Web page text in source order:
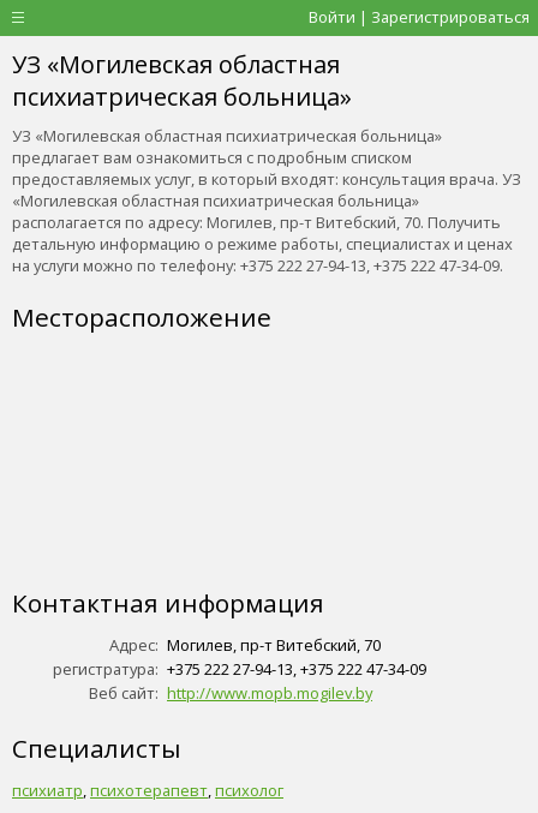
Войти | Зарегистрироваться
УЗ «Могилевская областная
психиатрическая больница»
УЗ «Могилевская областная психиатрическая больница»
предлагает вам ознакомиться с подробным списком
предоставляемых услуг, в который входят: консультация врача. УЗ
«Могилевская областная психиатрическая больница»
располагается по адресу: Могилев, пр-т Витебский, 70. Получить
детальную информацию о режиме работы, специалистах и ценах
на услуги можно по телефону: +375 222 27-94-13, +375 222 47-34-09.
Месторасположение
Контактная информация
Адрес: Могилев, пр-т Витебский, 70
регистратура: +375 222 27-94-13, +375 222 47-34-09
Веб сайт: http://www.mopb.mogilev.by
Специалисты
психиатр,психотерапевт,психолог